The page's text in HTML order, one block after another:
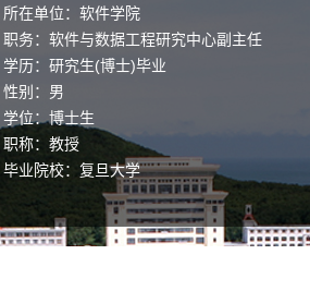
所在单位：软件学院
职务：软件与数据工程研究中心副主任
学历：研究生(博士)毕业
性别：男
学位：博士生
职称：教授
毕业院校：复旦大学
学科：软件工程其他专业